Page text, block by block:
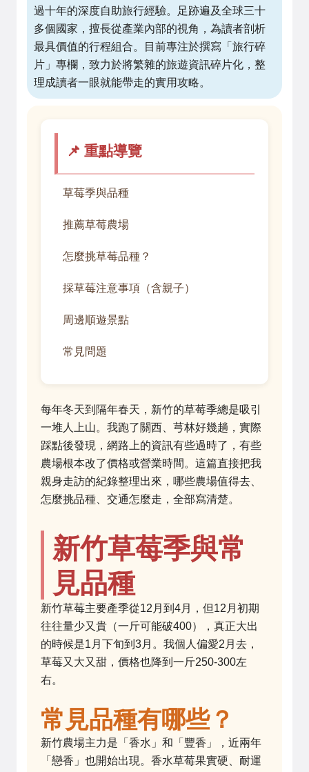
過十年的深度自助旅行經驗。足跡遍及全球三十
多個國家，擅長從產業內部的視角，為讀者剖析
最具價值的行程組合。目前專注於撰寫「旅行碎
片」專欄，致力於將繁雜的旅遊資訊碎片化，整
理成讀者一眼就能帶走的實用攻略。
📌 重點導覽
草莓季與品種
推薦草莓農場
怎麼挑草莓品種？
採草莓注意事項（含親子）
周邊順遊景點
常見問題
每年冬天到隔年春天，新竹的草莓季總是吸引
一堆人上山。我跑了關西、芎林好幾趟，實際
踩點後發現，網路上的資訊有些過時了，有些
農場根本改了價格或營業時間。這篇直接把我
親身走訪的紀錄整理出來，哪些農場值得去、
怎麼挑品種、交通怎麼走，全部寫清楚。
新竹草莓季與常
見品種
新竹草莓主要產季從12月到4月，但12月初期
往往量少又貴（一斤可能破400），真正大出
的時候是1月下旬到3月。我個人偏愛2月去，
草莓又大又甜，價格也降到一斤250-300左
右。
常見品種有哪些？
新竹農場主力是「香水」和「豐香」，近兩年
「戀香」也開始出現。香水草莓果實硬、耐運